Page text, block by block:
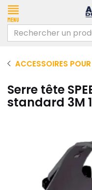
Menu
ACCESSOIRES
Serre tête
standard 3M